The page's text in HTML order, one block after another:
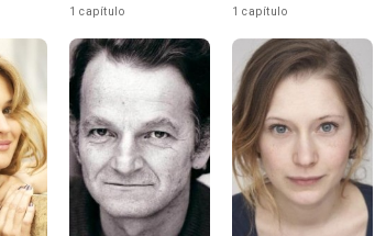
1 capítulo
1 capítulo